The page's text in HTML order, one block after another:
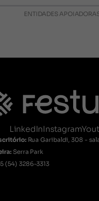
ENTIDADES
LinkedInInstagram
Rua Garibaldi, 308 -
Serra Park
(54) 3286-3313